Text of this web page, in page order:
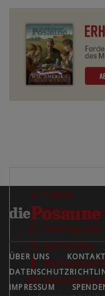
E-Mail
PDF
Schriftgröße
Auf X teilen
Auf
ÜBER UNS KONTAKT
IMPRESSUM